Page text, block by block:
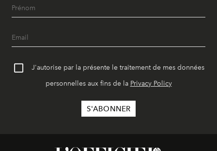
J'autorise par la présente le traitement de mes données
personnelles aux fins de la Privacy Policy